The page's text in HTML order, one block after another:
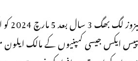
ایما
ایکس جیسی کمپنیوں کے مالک